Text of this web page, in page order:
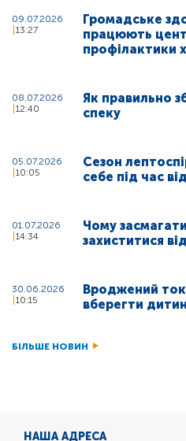
09.07.2026
13:27
Громадське
працюють
профілактики
08.07.2026
12:40
Як правильно
спеку
05.07.2026
10:05
Сезон
себе під час
01.07.2026
14:34
Чому
захиститися
30.06.2026
10:15
Вроджений
вберегти
БІЛЬШЕ НОВИН
НАША АДРЕСА